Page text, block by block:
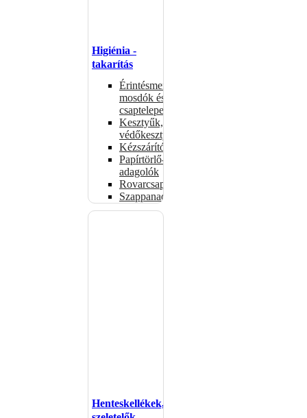
Higiénia -
takarítás
Érintésmentes
mosdók és
csaptelepek
Kesztyűk,
védőkesztyűk
Kézszárítók
Papírtörlő-
adagolók
Rovarcsapdák
Szappanadagolók
Henteskellékek,